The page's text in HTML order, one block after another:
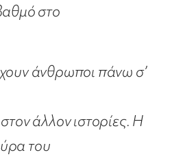
στο
άνθρωποι πάνω σ’
άλλον ιστορίες. Η
του